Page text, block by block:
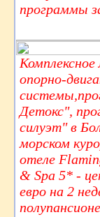
программы
Комплексное
опорно-
Детокс",
силуэт" в
морском
отеле
& Spa 5* -
евро на 2
полупансионе